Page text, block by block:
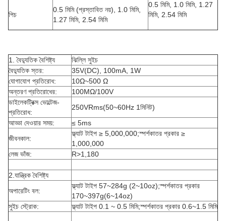
পিচ
0.5 মিমি (প্রস্তাবিত নয়), 1.0 মিমি,
1.27 মিমি, 2.54 মিমি
0.5 মিমি, 1.0 মিমি, 1.27
মিমি, 2.54 মিমি
1. বৈদ্যুতিক বৈশিষ্ট্য
ঝিল্লি সুইচ
বৈদ্যুতিক স্তর:
35V(DC), 100mA, 1W
যোগাযোগ প্রতিরোধ:
10Ω~500 Ω
অন্তরণ প্রতিরোধের:
100MΩ/100V
ডাইলেকট্রিক্স ভোল্টেজ-
প্রতিরোধ:
250VRms(50~60Hz 1মিনিট)
আড্ডা দেওয়ার সময়:
≤ 5ms
জীবনকাল:
ফ্ল্যাট টাইপ ≥ 5,000,000;স্পর্শকাতর প্রকার ≥
1,000,000
লেজ ভাঁজ:
R>1,180
2.যান্ত্রিক বৈশিষ্ট্য
অপারেটিং বল:
ফ্ল্যাট টাইপ 57~284g (2~10oz);স্পর্শকাতর প্রকার
170~397g(6~14oz)
সুইচ স্ট্রোক:
ফ্ল্যাট টাইপ 0.1 ~ 0.5 মিমি;স্পর্শকাতর প্রকার 0.6~1.5 মিমি